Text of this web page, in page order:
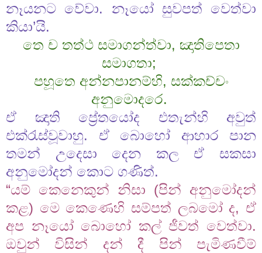
නෑයනට වේවා. නෑයෝ සුවපත් වෙත්වා
කියා’යි.
තෙ ච තත්ථ සමාගන්ත්වා, ඤාතිපෙතා
සමාගතා;
පහූතෙ අන්නපානම්හි, සක්කච්චං
අනුමොදරෙ.
ඒ ඤාති ප්‍රේතයෝද එතැන්හි අවුත්
එක්රැස්වූවාහු. ඒ බොහෝ ආහාර පාන
තමන් උදෙසා දෙන කල ඒ සකසා
අනුමෝදන් කොට ගණිත්.
“යම් කෙනෙකුන් නිසා (පින් අනුමෝදන්
කළ) මෙ කෙණෙහි සම්පත් ලබමෝ ද, ඒ
අප නෑයෝ බොහෝ කල් ජීවත් වෙත්වා.
ඔවුන් විසින් දන් දී පින් පැමිණවීම්